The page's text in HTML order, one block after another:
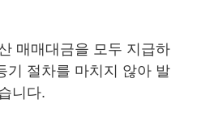
매매대금을 모두 지급하
기 절차를 마치지 않아 발
니다.